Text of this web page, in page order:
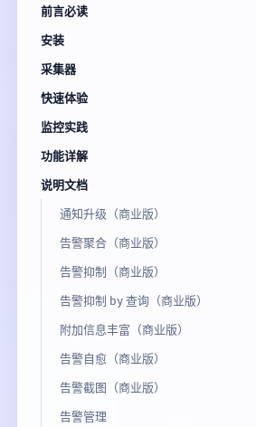
前言必读
安装
采集器
快速体验
监控实践
功能详解
说明文档
通知升级（商业版）
告警聚合（商业版）
告警抑制（商业版）
告警抑制 by 查询（商业版）
附加信息丰富（商业版）
告警自愈（商业版）
告警截图（商业版）
告警管理